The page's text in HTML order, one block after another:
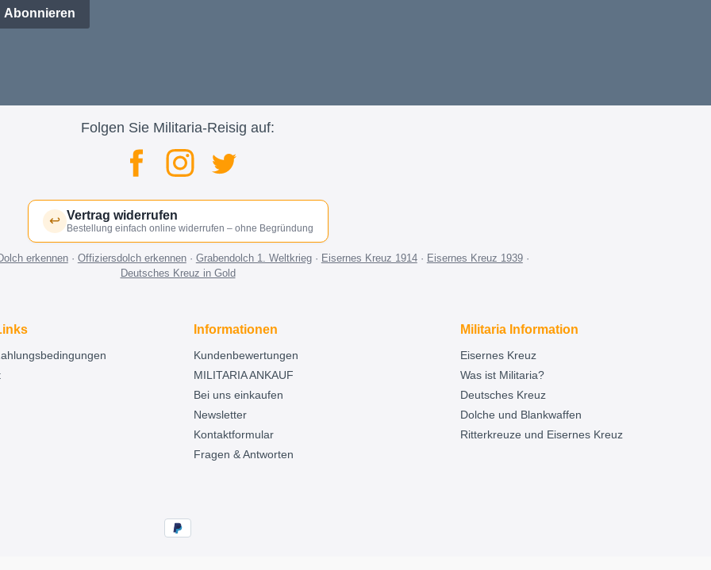
Abonnieren
Folgen Sie Militaria-Reisig auf:
↩ Vertrag widerrufen
Bestellung einfach online widerrufen – ohne Begründung
erkennen· Offiziersdolch erkennen· Grabendolch 1. Weltkrieg· Eisernes Kreuz 1914· Eisernes Kreuz 1939·
Deutsches Kreuz in Gold
Informationen
Kundenbewertungen
MILITARIA ANKAUF
Bei uns einkaufen
Newsletter
Kontaktformular
Fragen & Antworten
Militaria Information
Eisernes Kreuz
Was ist Militaria?
Deutsches Kreuz
Dolche und Blankwaffen
Ritterkreuze und Eisernes Kreuz